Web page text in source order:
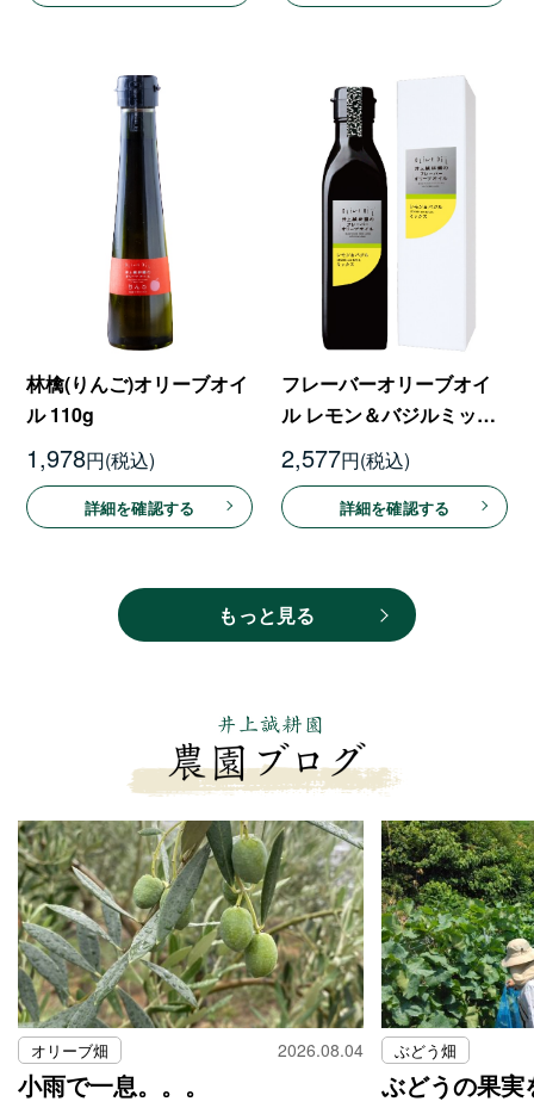
林檎(りんご)オリーブオイ
ル 110g
1,978円
詳細を確認する
フレーバーオリーブオイ
ル レモン＆バジルミック
ス 180g【8月21日以降発
送予定】
2,577円
詳細を確認する
もっと見る
オリーブ畑
小雨で一息。。。
2026.08.04 ぶどう畑
ぶどうの果実